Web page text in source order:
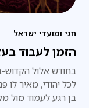
חגי ומועדי ישראל
הזמן לעבוד
בחודש אלול הקדוש-
לכל יהודי, מאיר לו
בן רגע לעמוד מול